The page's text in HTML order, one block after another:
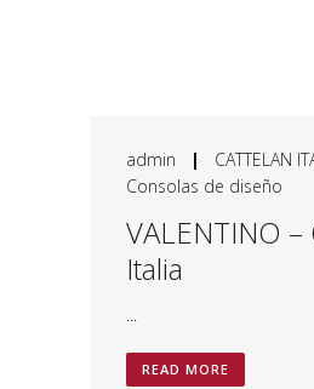
admin | CATTELAN
Consolas de diseño
VALENTINO –
Italia
READ MORE